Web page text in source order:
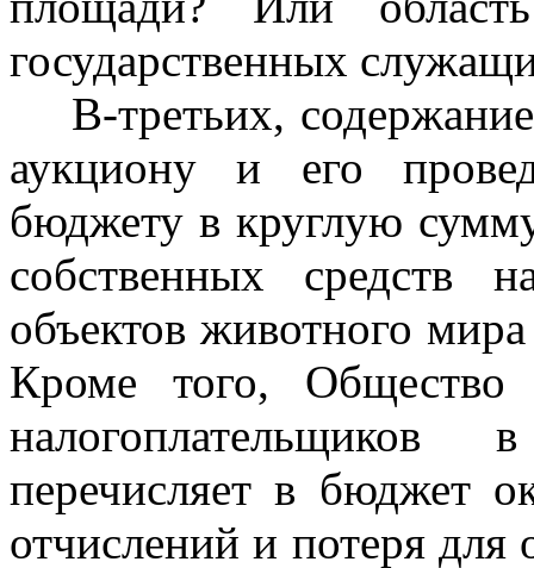
государственных
В-третьих, содержание
аукциону и его
бюджету в круглую
собственных средств
объектов животного
Кроме того, Общество
перечисляет в бюджет
отчислений и потеря для